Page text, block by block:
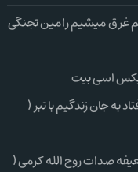
غرق میشیم رامین تجنگی
اسی بیت
به جان زندگیم با تبر (
صدات روح الله کرمی (